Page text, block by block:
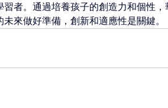
習者。通過培養孩子的創造力和個性，
未來做好準備，創新和適應性是關鍵。